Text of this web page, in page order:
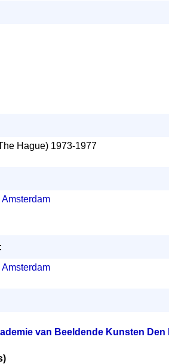
Hague) 1973-1977
van Beeldende Kunsten Den